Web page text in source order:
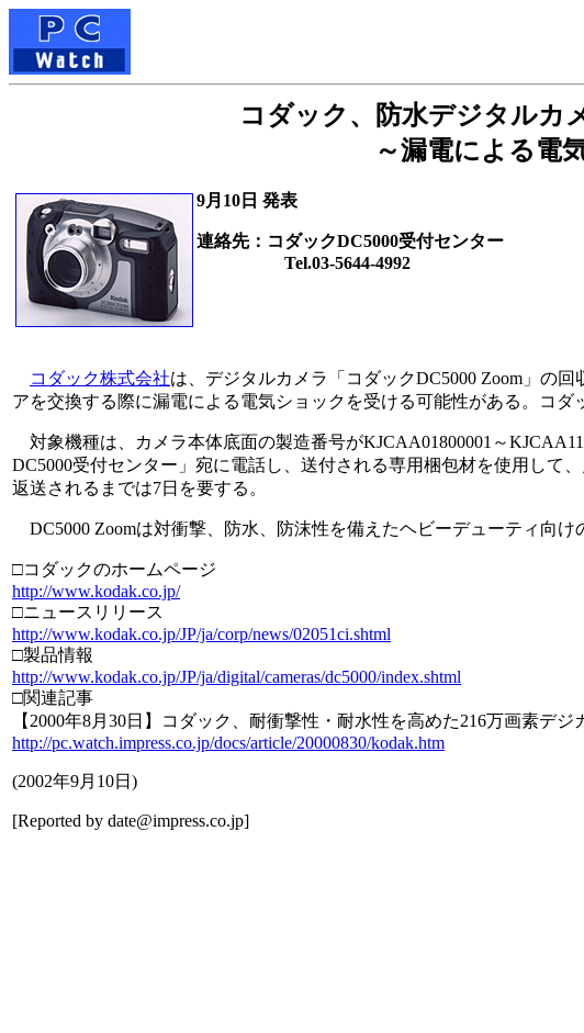
コダック、防水デジタルカ
～漏電による電
9月10日 発表
連絡先：コダックDC5000受付センター
Tel.03-5644-4992
コダック株式会社は、デジタルカメラ「コダックDC5000 Zoom」の
アを交換する際に漏電による電気ショックを受ける可能性がある。コダ
対象機種は、カメラ本体底面の製造番号がKJCAA01800001～
DC5000受付センター」宛に電話し、送付される専用梱包材を使用して
返送されるまでは7日を要する。
DC5000 Zoomは対衝撃、防水、防沫性を備えたヘビーデューティ向け
□コダックのホームページ
http://www.kodak.co.jp/
□ニュースリリース
http://www.kodak.co.jp/JP/ja/corp/news/02051ci.shtml
□製品情報
http://www.kodak.co.jp/JP/ja/digital/cameras/dc5000/index.shtml
□関連記事
【2000年8月30日】コダック、耐衝撃性・耐水性を高めた216万画素デジ
http://pc.watch.impress.co.jp/docs/article/20000830/kodak.htm
(2002年9月10日 )
[Reported by date@impress.co.jp]